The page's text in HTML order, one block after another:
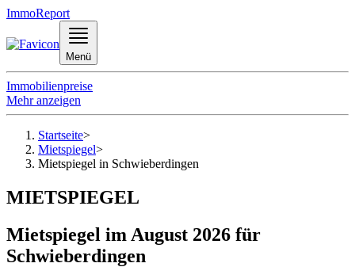
ImmoReport
Menü
Immobilienpreise
Mehr anzeigen
Startseite>
Mietspiegel>
Mietspiegel in Schwieberdingen
MIETSPIEGEL
Mietspiegel im August 2026 für
Schwieberdingen